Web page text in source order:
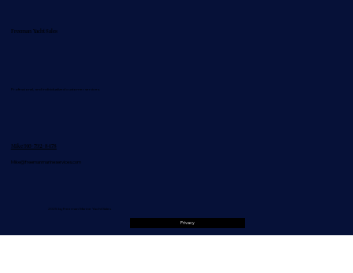
Professional, and individualized customer services.
Freeman Yacht Sales
Mike 916-792-8478
Mike@freemanmarineservices.com
2025 by Freeman Marine Yacht Sales
Privacy